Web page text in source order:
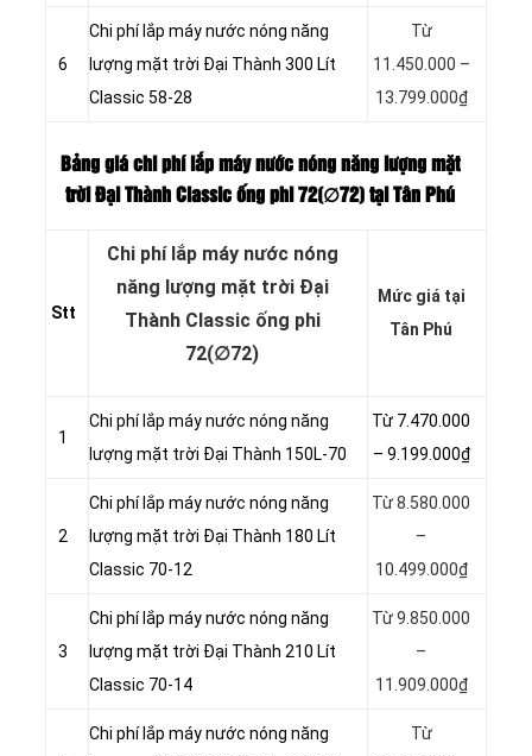
6
Chi phí lắp máy nước nóng năng
lượng mặt trời Đại Thành 300 Lít
Classic 58-28
Từ
11.450.000 –
13.799.000₫
Bảng giá chi phí lắp máy nước nóng năng lượng mặt
trời Đại Thành Classic ống phi 72(∅72) tại Tân Phú
Stt
Chi phí lắp máy nước nóng
năng lượng mặt trời Đại
Thành Classic ống phi
72(∅72)
Mức giá tại
Tân Phú
1
Chi phí lắp máy nước nóng năng
lượng mặt trời Đại Thành 150L-70
Từ 7.470.000
– 9.199.000₫
2
Chi phí lắp máy nước nóng năng
lượng mặt trời Đại Thành 180 Lít
Classic 70-12
Từ 8.580.000
–
10.499.000₫
3
Chi phí lắp máy nước nóng năng
lượng mặt trời Đại Thành 210 Lít
Classic 70-14
Từ 9.850.000
–
11.909.000₫
Chi phí lắp máy nước nóng năng
Từ